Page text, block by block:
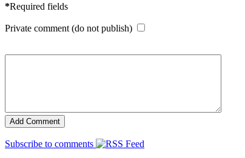
*Required fields
Private comment (do not publish)
Subscribe to comments